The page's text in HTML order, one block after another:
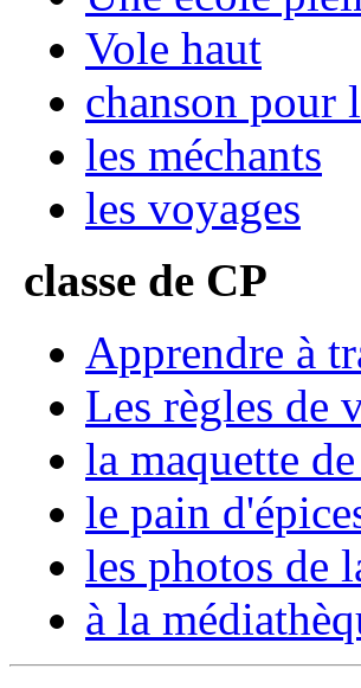
Vole haut
chanson pour
les méchants
les voyages
classe de CP
Apprendre à
Les règles de
la maquette
le pain
les photos de
à la